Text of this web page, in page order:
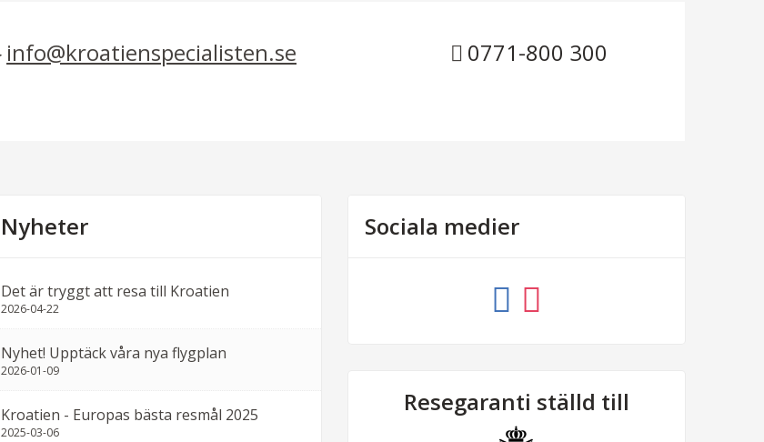
info@kroatienspecialisten.se 0771-800 300
Nyheter
Det är tryggt att resa till Kroatien
2026-04-22
Nyhet! Upptäck våra nya flygplan
2026-01-09
Kroatien - Europas bästa resmål 2025
2025-03-06
Sociala medier
Resegaranti ställd till